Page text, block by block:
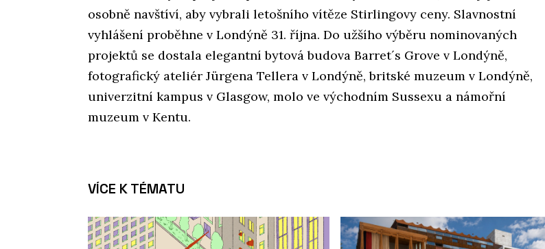
osobně navštíví, aby vybrali letošního vítěze Stirlingovy ceny. Slavnostní
vyhlášení proběhne v Londýně 31. října. Do užšího výběru nominovaných
projektů se dostala elegantní bytová budova Barret´s Grove v Londýně,
fotografický ateliér Jürgena Tellera v Londýně, britské muzeum v Londýně,
univerzitní kampus v Glasgow, molo ve východním Sussexu a námořní
muzeum v Kentu.
VÍCE K TÉMATU